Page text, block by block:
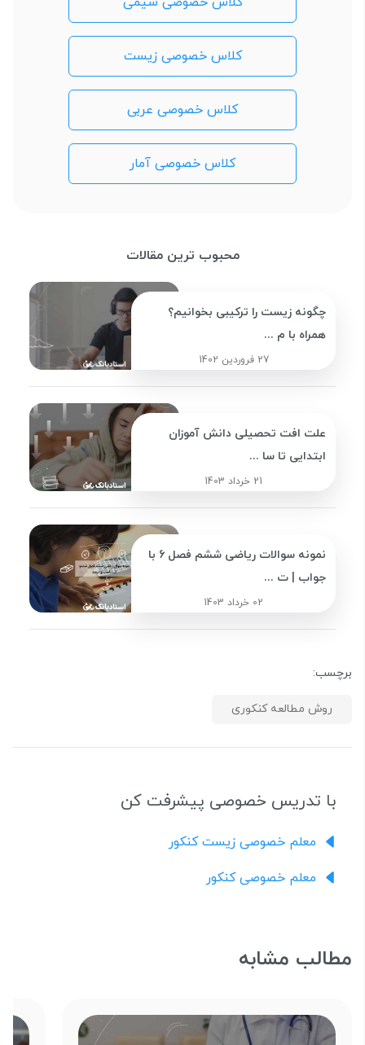
کلاس خصوصی زیست
کلاس خصوصی عربی
کلاس خصوصی آمار
محبوب ترین مقالات
چگونه زیست را ترکیبی بخوانیم؟
همراه با م ...
27 فروردین 1402
علت افت تحصیلی دانش آموزان
ابتدایی تا سا ...
21 خرداد 1403
نمونه سوالات ریاضی ششم فصل 6 با
جواب | ت ...
02 خرداد 1403
برچسب:
روش مطالعه کنکوری
با تدریس خصوصی پیشرفت کن
معلم خصوصی زیست کنکور
معلم خصوصی کنکور
مطالب مشابه